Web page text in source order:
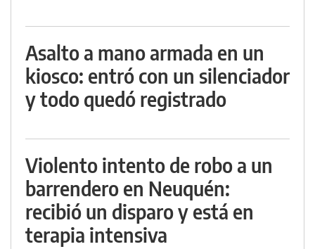
Asalto a mano armada en un
kiosco: entró con un silenciador
y todo quedó registrado
Violento intento de robo a un
barrendero en Neuquén:
recibió un disparo y está en
terapia intensiva